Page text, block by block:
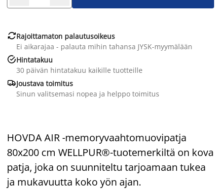
Rajoittamaton palautusoikeus
Ei aikarajaa - palauta mihin tahansa JYSK-myymälään
Hintatakuu
30 päivän hintatakuu kaikille tuotteille
Joustava toimitus
Sinun valitsemasi nopea ja helppo toimitus
HOVDA AIR -memoryvaahtomuovipatja
80x200 cm WELLPUR®-tuotemerkiltä on kova
patja, joka on suunniteltu tarjoamaan tukea
ja mukavuutta koko yön ajan.